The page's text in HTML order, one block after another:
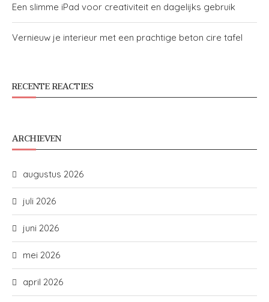
Een slimme iPad voor creativiteit en dagelijks gebruik
Vernieuw je interieur met een prachtige beton cire tafel
RECENTE REACTIES
ARCHIEVEN
augustus 2026
juli 2026
juni 2026
mei 2026
april 2026